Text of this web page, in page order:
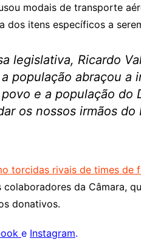
modais de transporte
dos itens específicos a
legislativa, Ricardo
população abraçou a
e a população do
os nossos irmãos do
torcidas rivais de times de
da Câmara,
donativos.
e Instagram.